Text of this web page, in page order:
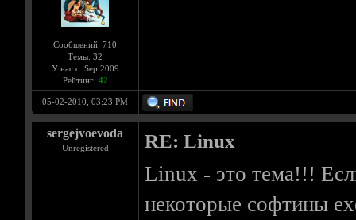
Сообщений: 710
Темы: 32
У нас с: Sep 2009
Рейтинг: 42
05-02-2010, 03:23 PM
sergejvoevoda
Unregistered RE: Linux
Linux - это тема!!!
некоторые софтины